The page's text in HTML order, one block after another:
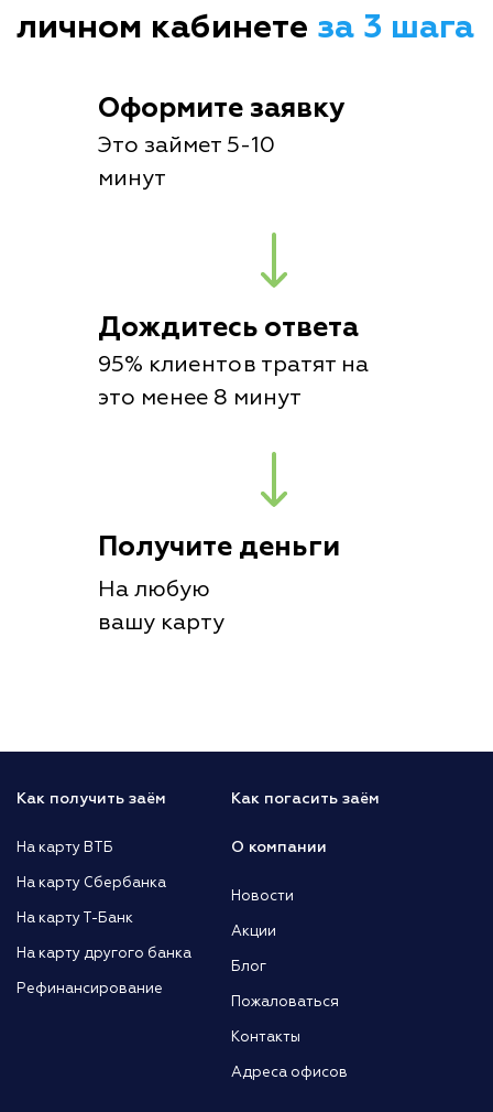
личном кабинете за 3 шага
Оформите заявку
Это займет 5-10
минут
Дождитесь ответа
95% клиентов тратят на
это менее 8 минут
Получите деньги
На любую
вашу карту
Как получить заём
На карту ВТБ
На карту Сбербанка
На карту Т-Банк
На карту другого банка
Рефинансирование
Как погасить заём
О компании
Новости
Акции
Блог
Пожаловаться
Контакты
Адреса офисов